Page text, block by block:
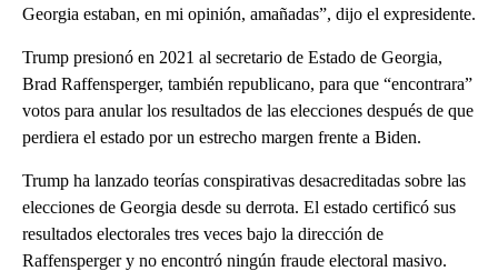
Georgia estaban, en mi opinión, amañadas”, dijo el expresidente.
Trump presionó en 2021 al secretario de Estado de Georgia,
Brad Raffensperger, también republicano, para que “encontrara”
votos para anular los resultados de las elecciones después de que
perdiera el estado por un estrecho margen frente a Biden.
Trump ha lanzado teorías conspirativas desacreditadas sobre las
elecciones de Georgia desde su derrota. El estado certificó sus
resultados electorales tres veces bajo la dirección de
Raffensperger y no encontró ningún fraude electoral masivo.